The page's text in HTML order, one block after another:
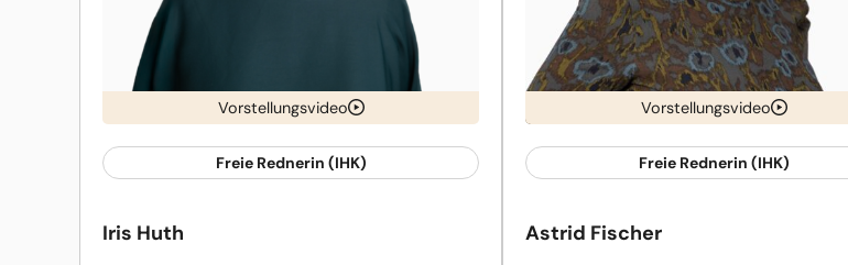
Vorstellungsvideo
Freie Rednerin (IHK)
Iris Huth
Vorstellungsvideo
Freie Rednerin (IHK)
Astrid Fischer